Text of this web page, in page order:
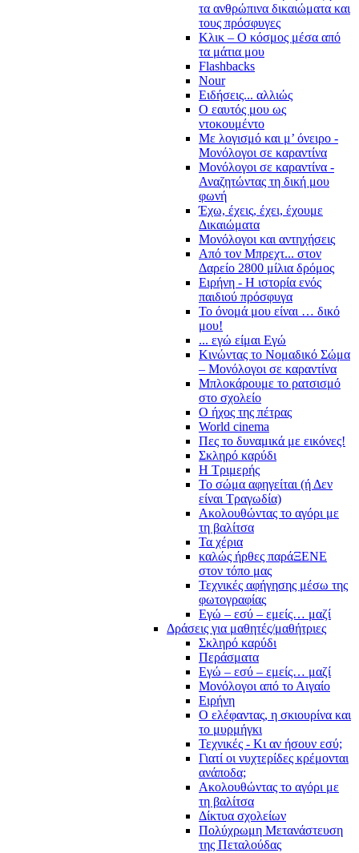
τα ανθρώπινα δικαιώματα και
τους πρόσφυγες
Κλικ – Ο κόσμος μέσα από
τα μάτια μου
Flashbacks
Nour
Ειδήσεις... αλλιώς
Ο εαυτός μου ως
ντοκουμέντο
Με λογισμό και μ’ όνειρο -
Μονόλογοι σε καραντίνα
Μονόλογοι σε καραντίνα -
Αναζητώντας τη δική μου
φωνή
Έχω, έχεις, έχει, έχουμε
Δικαιώματα
Μονόλογοι και αντηχήσεις
Από τον Μπρεχτ... στον
Δαρείο 2800 μίλια δρόμος
Ειρήνη - Η ιστορία ενός
παιδιού πρόσφυγα
Το όνομά μου είναι … δικό
μου!
... εγώ είμαι Εγώ
Κινώντας το Νομαδικό Σώμα
– Μονόλογοι σε καραντίνα
Μπλοκάρουμε το ρατσισμό
στο σχολείο
Ο ήχος της πέτρας
World cinema
Πες το δυναμικά με εικόνες!
Σκληρό καρύδι
Η Τριμερής
Το σώμα αφηγείται (ή Δεν
είναι Τραγωδία)
Ακολουθώντας το αγόρι με
τη βαλίτσα
Τα χέρια
καλώς ήρθες παράΞΕΝΕ
στον τόπο μας
Τεχνικές αφήγησης μέσω της
φωτογραφίας
Εγώ – εσύ – εμείς… μαζί
Δράσεις για μαθητές/μαθήτριες
Σκληρό καρύδι
Περάσματα
Εγώ – εσύ – εμείς… μαζί
Μονόλογοι από το Αιγαίο
Ειρήνη
Ο ελέφαντας, η σκιουρίνα και
το μυρμήγκι
Τεχνικές - Κι αν ήσουν εσύ;
Γιατί οι νυχτερίδες κρέμονται
ανάποδα;
Ακολουθώντας το αγόρι με
τη βαλίτσα
Δίκτυα σχολείων
Πολύχρωμη Μετανάστευση
της Πεταλούδας